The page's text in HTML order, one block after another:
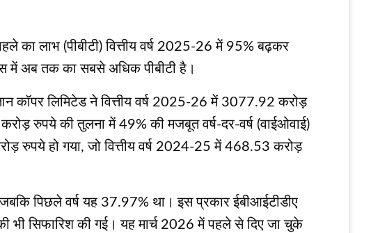
का लाभ (पीबीटी) वित्तीय वर्ष 2025-26 में 95% बढ़कर
में अब तक का सबसे अधिक पीबीटी है।
कॉपर लिमिटेड ने वित्तीय वर्ष 2025-26 में 3077.92 करोड़
रुपये की तुलना में 49% की मजबूत वर्ष-दर-वर्ष (वाईओवाई)
रुपये हो गया, जो वित्तीय वर्ष 2024-25 में 468.53 करोड़
पिछले वर्ष यह 37.97% था। इस प्रकार ईबीआईटीडीए
भी सिफारिश की गई। यह मार्च 2026 में पहले से दिए जा चुके